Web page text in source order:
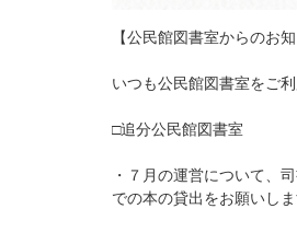
【公民館図書室からのお
いつも公民館図書室をご
□追分公民館図書室
・７月の運営について、
での本の貸出をお願いしま